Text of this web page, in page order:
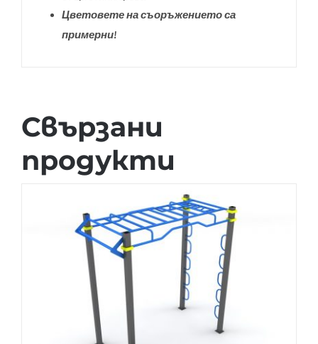
Цветовете на съоръжението са
примерни!
Свързани
продукти